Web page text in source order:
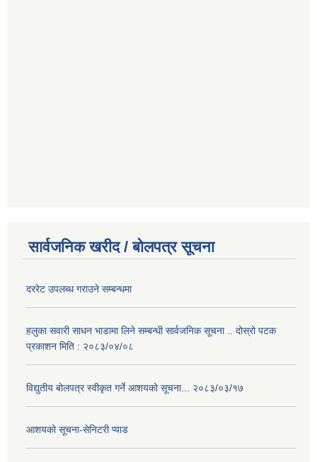
सार्वजनिक खरीद / बोलपत्र सूचना
दररेट उपलब्ध गराउने सम्बन्धमा
हलुका सवारी साधन भाडामा लिने सम्बन्धी सार्वजनिक सूचना .. दोस्रो पटक
प्रकाशन मिति : २०८३/०४/०८
विद्युतीय बोलपत्र स्वीकृत गर्ने आशयको सूचना... २०८३/०३/१७
आशयको सूचना-सेनिटरी प्याड